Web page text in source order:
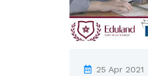
25 Apr 2021